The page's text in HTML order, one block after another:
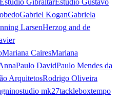
Estúdio GibraltarEstúdio Gustavo
Gabriel KoganGabriela
LarsenHerzog and de
Mariana CairesMariana
Paulo DavidPaulo Mendes da
ArquitetosRodrigo Oliveira
studio mk27tackleboxtempo